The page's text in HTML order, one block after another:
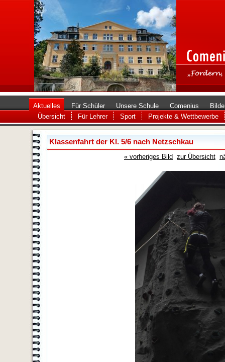
Aktuelles Für Schüler Unsere Schule Comenius
Übersicht
Für Lehrer Sport Projekte & Wettbewerbe
Klassenfahrt der Kl. 5/6 nach Netzschkau
« vorheriges Bild zur Übersicht